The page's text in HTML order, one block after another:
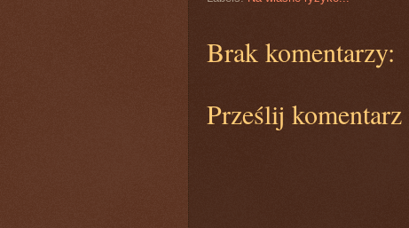
Brak komentarzy:
Prześlij komentarz